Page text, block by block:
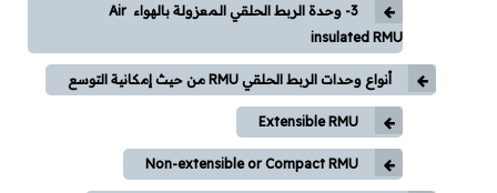
برامج هندسية
Dialux
3- وحدة الربط الحلقي المعزولة بالهواء Air
insulated RMU
أنواع وحدات الربط الحلقي RMU من حيث إمكانية التوسع
Extensible RMU
Non-extensible or Compact RMU